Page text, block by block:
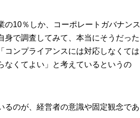
の10％しか、コーポレートガバナンス
で調査してみて、本当にそうだった
コンプライアンスには対応しなくては
なくてよい」と考えているというの
るのが、経営者の意識や固定観念であ